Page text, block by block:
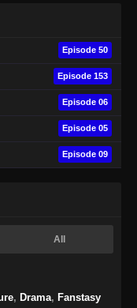
Episode 21 Subtitle
11, 2024
Yuan Episode 22
Episode 23 Subtitle
Yuan Episode 23
Episode 24 Subtitle
Episode 50
Episode 153
Episode 06
Episode 05
Episode 09
All
, Drama, Fanstasy